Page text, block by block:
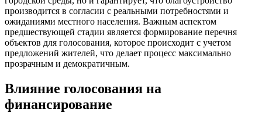
производится в согласии с реальными потребностями и
ожиданиями местного населения. Важным аспектом
предшествующей стадии является формирование перечня
объектов для голосования, которое происходит с учетом
предложений жителей, что делает процесс максимально
прозрачным и демократичным.
Влияние голосования на
финансирование